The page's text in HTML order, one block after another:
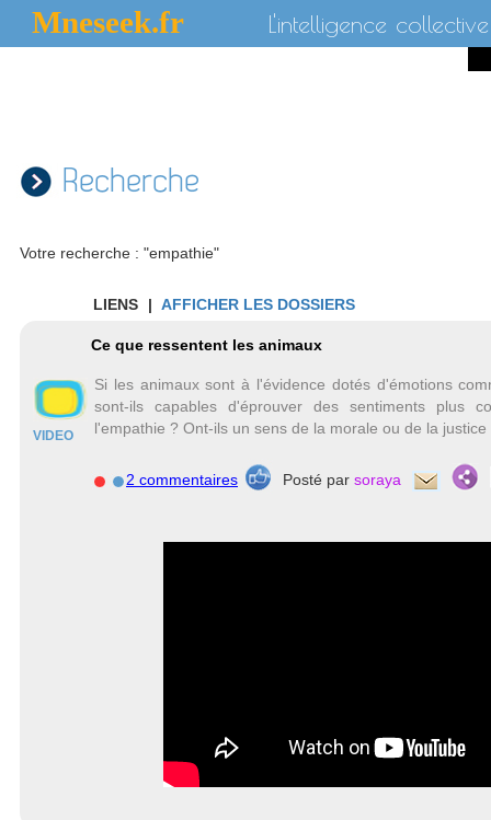
Mneseek.fr L'intelligence collective
Recherche
Votre recherche : "empathie"
LIENS | AFFICHER LES DOSSIERS
VIDEO
Ce que ressentent les animaux
Si les animaux sont à l'évidence dotés d'émotions
sont-ils capables d'éprouver des sentiments plus
l'empathie ? Ont-ils un sens de la morale ou de la justice
2 commentaires Posté par soraya